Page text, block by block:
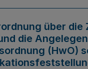
über die
die
(HwO)